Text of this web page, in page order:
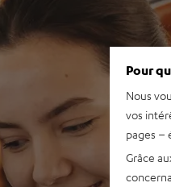
Pour
Nous
vos
pages –
Grâce